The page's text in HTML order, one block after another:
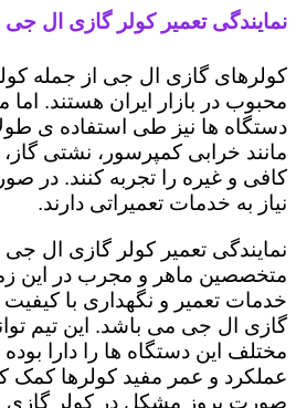
نمایندگی تعمیر کولر گازی ال
کولرهای گازی ال جی از جمله
محبوب در بازار ایران هستند.
دستگاه ها نیز طی استفاده ی
مانند خرابی کمپرسور، نشتی
کافی و غیره را تجربه کنند. در
نیاز به خدمات تعمیراتی دارند.
نمایندگی تعمیر کولر گازی ال جی
متخصصین ماهر و مجرب در این
خدمات تعمیر و نگهداری با کیفیت
گازی ال جی می باشد. این تیم
مختلف این دستگاه ها را دارا بوده
عملکرد و عمر مفید کولرها کمک
صورت بروز مشکل در کولر گازی